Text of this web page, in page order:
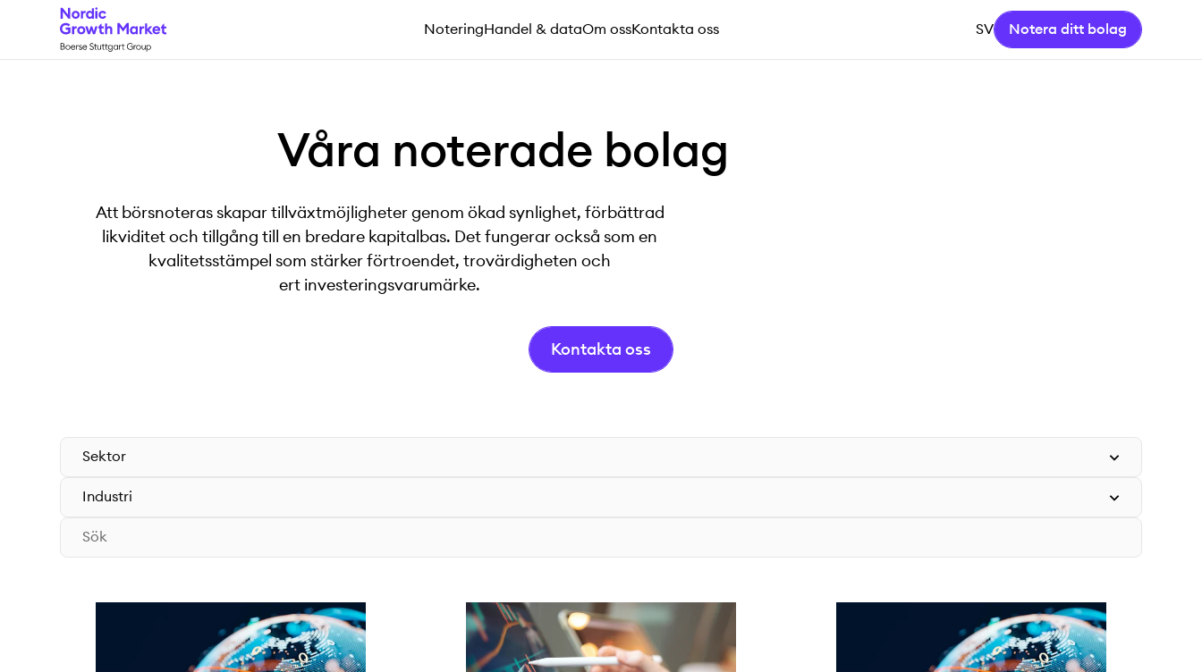
Notering Handel & dataOm ossKontakta oss SV Notera ditt bolag
Våra noterade bolag
Att börsnoteras skapar tillväxtmöjligheter genom ökad synlighet, förbättrad
likviditet och tillgång till en bredare kapitalbas. Det fungerar också som en
kvalitetsstämpel som stärker förtroendet, trovärdigheten och
ert investeringsvarumärke.
Kontakta oss